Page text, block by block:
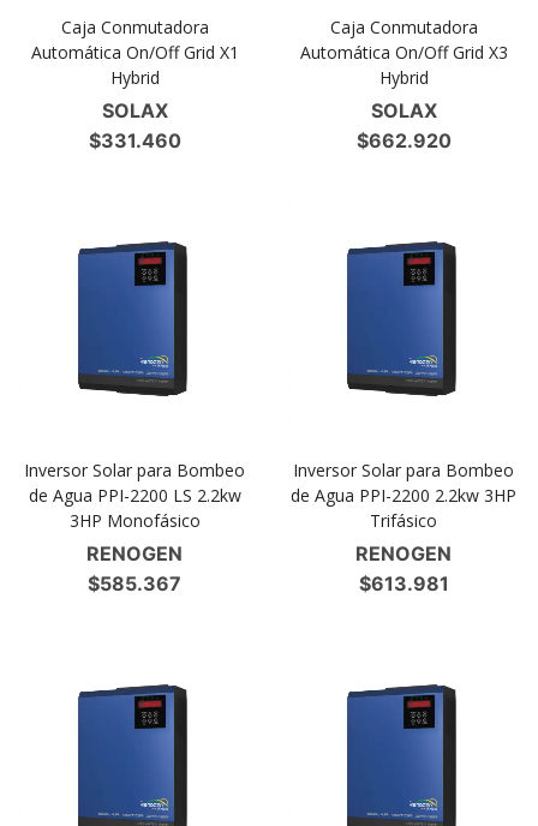
Caja Conmutadora
Automática On/Off Grid X1
Hybrid
SOLAX
$331.460
Caja Conmutadora
Automática On/Off Grid X3
Hybrid
SOLAX
$662.920
Inversor Solar para Bombeo
de Agua PPI-2200 LS 2.2kw
3HP Monofásico
RENOGEN
$585.367
Inversor Solar para Bombeo
de Agua PPI-2200 2.2kw 3HP
Trifásico
RENOGEN
$613.981